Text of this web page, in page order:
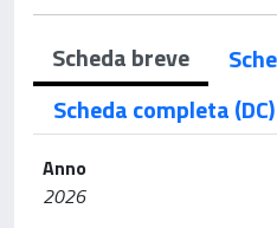
Scheda breve
Scheda completa (DC)
Anno
2026